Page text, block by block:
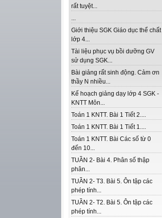
rất tuyệt...
...
Giới thiệu SGK Giáo dục thể chất
lớp 4...
Tài liệu phục vụ bồi dưỡng GV
sử dụng SGK...
Bài giảng rất sinh động. Cảm ơn
thầy N nhiều...
Kế hoạch giảng dạy lớp 4 SGK -
KNTT Môn...
Toán 1 KNTT. Bài 1 Tiết 2....
Toán 1 KNTT. Bài 1 Tiết 1....
Toán 1 KNTT. Bài Các số từ 0
đến 10...
TUẦN 2- Bài 4. Phân số thập
phân...
TUẦN 2- T3. Bài 5. Ôn tập các
phép tính...
TUẦN 2- T2. Bài 5. Ôn tập các
phép tính...